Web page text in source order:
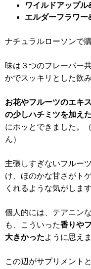
ワイルドアップ
エルダーフラワー
ナチュラルローソンで
味は３つのフレーバー
かでスッキリとした飲
お花やフルーツのエキ
の少しハチミツを加え
にホッとできました。
ん）
主張しすぎないフルー
け、ほのかな甘さがト
くれるような気がします
個人的には、テアニン
も、こういった香りや
大きかったように思えま
この辺がサプリメント